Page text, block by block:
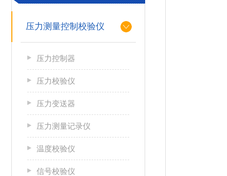
压力测量控制校验仪
压力控制器
压力校验仪
压力变送器
压力测量记录仪
温度校验仪
信号校验仪